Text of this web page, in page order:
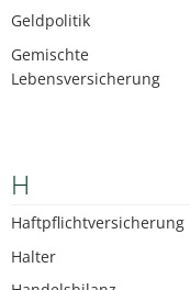
Geldpolitik
Gemischte
Lebensversicherung
H
Haftpflichtversicherung
Halter